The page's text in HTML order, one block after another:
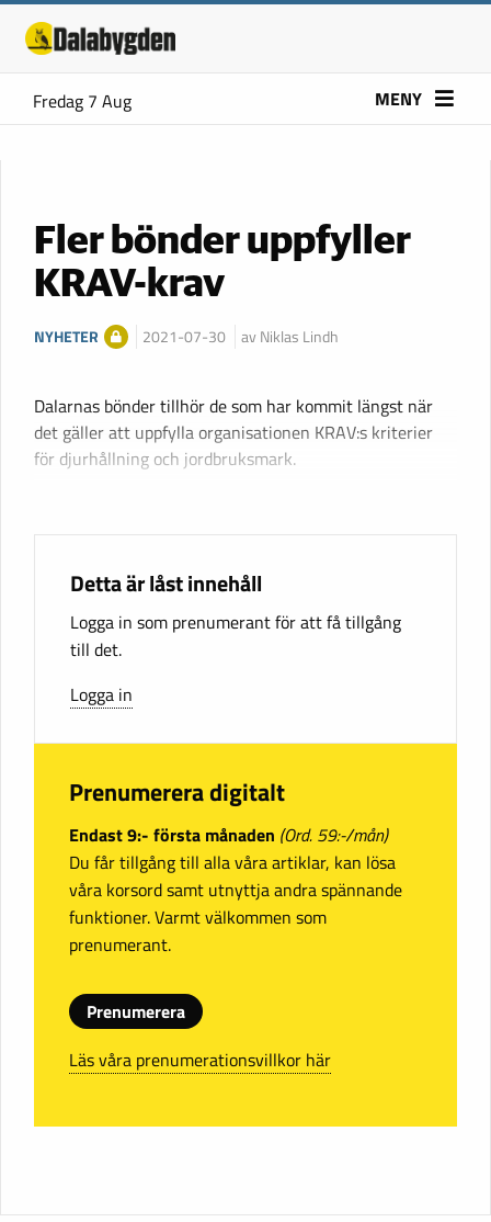
Fredag 7 Aug MENY
Fler bönder uppfyller
KRAV-krav
NYHETER 2021-07-30 av Niklas Lindh
Dalarnas bönder tillhör de som har kommit längst när
det gäller att uppfylla organisationen KRAV:s kriterier
för djurhållning och jordbruksmark.
Detta är låst innehåll
Logga in som prenumerant för att få tillgång
till det.
Logga in
Prenumerera digitalt
Endast 9:- första månaden (Ord. 59:-/mån)
Du får tillgång till alla våra artiklar, kan lösa
våra korsord samt utnyttja andra spännande
funktioner. Varmt välkommen som
prenumerant.
Prenumerera
Läs våra prenumerationsvillkor här